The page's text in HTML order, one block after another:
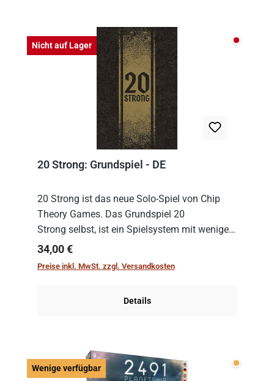
Nicht auf Lager Nicht
20 Strong: Grundspiel - DE
20 Strong ist das neue Solo-Spiel von Chip
Theory Games. Das Grundspiel 20
Strong selbst, ist ein Spielsystem mit wenigen,
einfachen Regeln. Um es zu spielen, muss es
immer mit einem Themenset ergänzt werden.
Regulärer Preis:
34,00 €
Preise inkl. MwSt. zzgl. Versandkosten
Details
Wenige verfügbar Wenige